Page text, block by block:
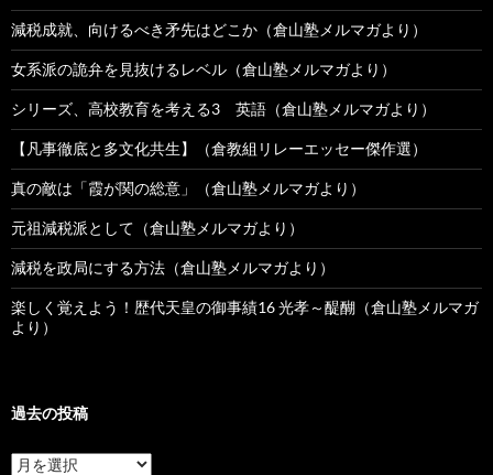
減税成就、向けるべき矛先はどこか（倉山塾メルマガより）
女系派の詭弁を見抜けるレベル（倉山塾メルマガより）
シリーズ、高校教育を考える3 英語（倉山塾メルマガより）
【凡事徹底と多文化共生】（倉教組リレーエッセー傑作選）
真の敵は「霞が関の総意」（倉山塾メルマガより）
元祖減税派として（倉山塾メルマガより）
減税を政局にする方法（倉山塾メルマガより）
楽しく覚えよう！歴代天皇の御事績16 光孝～醍醐（倉山塾メルマガ
より）
過去の投稿
過